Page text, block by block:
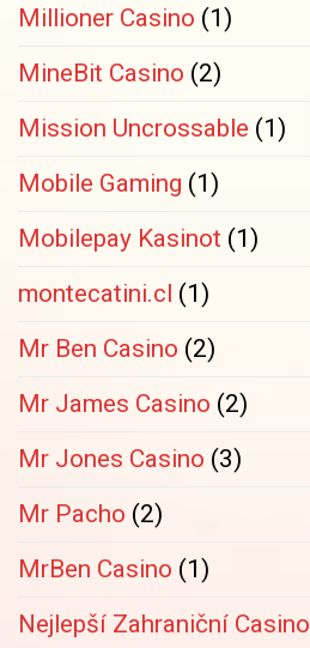
Millioner Casino (1)
MineBit Casino (2)
Mission Uncrossable (1)
Mobile Gaming (1)
Mobilepay Kasinot (1)
montecatini.cl (1)
Mr Ben Casino (2)
Mr James Casino (2)
Mr Jones Casino (3)
Mr Pacho (2)
MrBen Casino (1)
Nejlepší Zahraniční Casino